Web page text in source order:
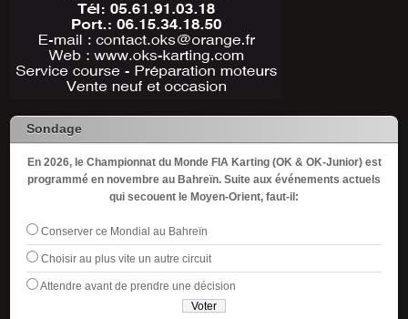
Sondage
En 2026, le Championnat du Monde FIA Karting (OK & OK-Junior) est
programmé en novembre au Bahreïn. Suite aux événements actuels
qui secouent le Moyen-Orient, faut-il:
Conserver ce Mondial au Bahreïn
Choisir au plus vite un autre circuit
Attendre avant de prendre une décision